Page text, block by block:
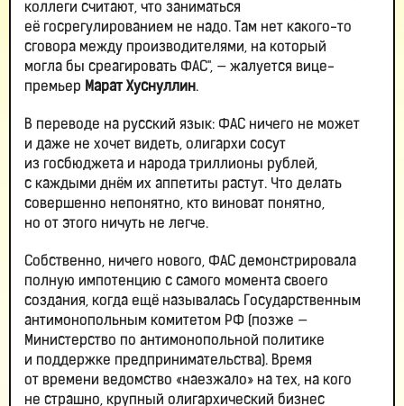
коллеги считают, что заниматься
её госрегулированием не надо. Там нет какого-то
сговора между производителями, на который
могла бы среагировать ФАС", — жалуется вице-
премьер Марат Хуснуллин.
В переводе на русский язык: ФАС ничего не может
и даже не хочет видеть, олигархи сосут
из госбюджета и народа триллионы рублей,
с каждыми днём их аппетиты растут. Что делать
совершенно непонятно, кто виноват понятно,
но от этого ничуть не легче.
Собственно, ничего нового, ФАС демонстрировала
полную импотенцию с самого момента своего
создания, когда ещё называлась Государственным
антимонопольным комитетом РФ (позже —
Министерство по антимонопольной политике
и поддержке предпринимательства). Время
от времени ведомство «наезжало» на тех, на кого
не страшно, крупный олигархический бизнес